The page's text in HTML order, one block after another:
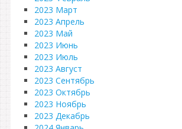
2023 Март
2023 Апрель
2023 Май
2023 Июнь
2023 Июль
2023 Август
2023 Сентябрь
2023 Октябрь
2023 Ноябрь
2023 Декабрь